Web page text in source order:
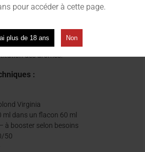
peut être nicotiné à la demande
Leratio PG/VG 50/50garantit une vape
des arômes.
:
Virginia
ml dans un flacon 60 ml
à booster selon besoins
50
pour accéder à cette page.
plus de 18 ans Non